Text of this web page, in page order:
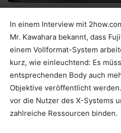
In einem Interview mit
Mr. Kawahara bekannt, dass
einem Vollformat-System
kurz, wie einleuchtend: Es
entsprechenden Body auch
Objektive veröffentlicht
vor die Nutzer des X-Systems
zahlreiche Ressourcen binden.